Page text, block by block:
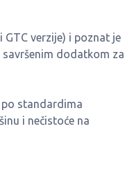
verzije) i poznat je
dodatkom za
standardima
i nečistoće na